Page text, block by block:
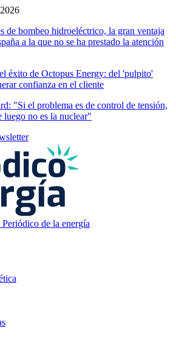
de bombeo hidroeléctrico, la gran ventaja
a la que no se ha prestado la atención
éxito de Octopus Energy: del 'pulpito'
confianza en el cliente
"Si el problema es de control de tensión,
luego no es la nuclear"